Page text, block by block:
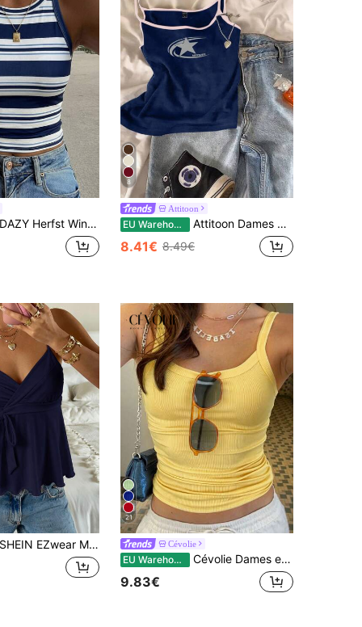
DAZY Herfst Winter Buiten Seizoen Slim Fit Elegante Effen Kleur Dames Top Grafisch T-shirt Zomer
8
Attitoon
EU Warehouse Attitoon Dames Pentagram patroon contrasterende kleur casual sexy hemdje tanktop, zomer
8.41€ 8.49€
SHEIN EZwear Marineblauwe casual gebreide vest met V-hals voor dames
21
Cévolie
EU Warehouse Cévolie Dames effen geribbelde nauwsluitende casual camisole tanktop
9.83€